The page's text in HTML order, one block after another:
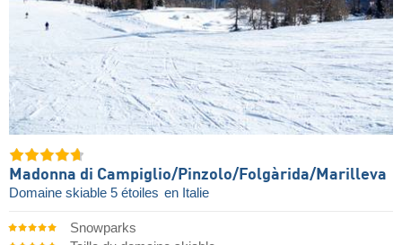
Madonna di Campiglio/​Pinzolo/​Folgàrida/​Marilleva
Domaine skiable 5 étoiles en Italie
Snowparks